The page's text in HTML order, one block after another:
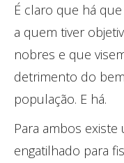
É claro que há
a quem tiver
nobres e que
detrimento do
população. E há.
Para ambos
engatilhado para